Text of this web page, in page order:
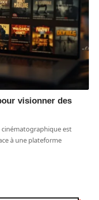
visionner des
cinématographique est
à une plateforme